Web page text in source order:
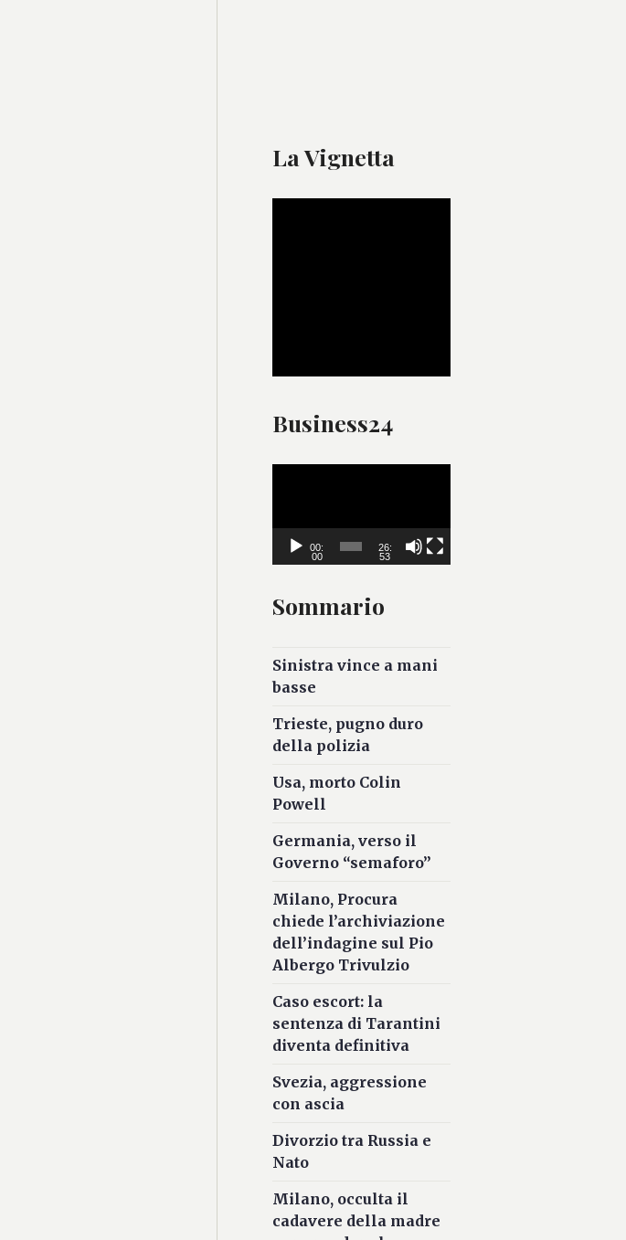
La Vignetta
Business24
o
l
e
r
00:
00
26:
53
Sommario
Sinistra vince a mani
basse
Trieste, pugno duro
della polizia
Usa, morto Colin
Powell
Germania, verso il
Governo “semaforo”
Milano, Procura
chiede l’archiviazione
dell’indagine sul Pio
Albergo Trivulzio
Caso escort: la
sentenza di Tarantini
diventa definitiva
Svezia, aggressione
con ascia
Divorzio tra Russia e
Nato
Milano, occulta il
cadavere della madre